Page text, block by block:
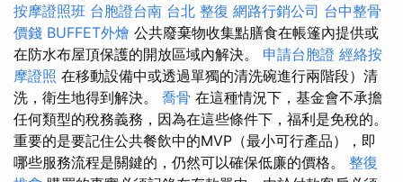
按摩證照班 台胞證台南 台北 整復 網路行銷公司 台中整骨
價錢 BUFFET外燴 公共廢棄物收集點膳食在帳篷內提供或
在防水布屋頂保護的開放區域內解決。 申請台胞證 經絡按
摩證照 在移動設備中或透過單獨的清洗碗進行兩階段）清
洗，衛生地得到解決。 喬骨 在這種情況下，基金會不承擔
任何類型的稅務義務，因為在這些條件下，福利是免稅的。
重要的是要記住公共餐飲中的MVP（最小可行產品），即
哪些服務流程是關鍵的，仍然可以確保低廉的價格。 整復